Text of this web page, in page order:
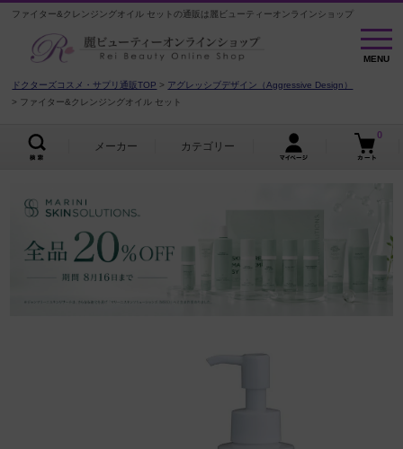
ファイター&クレンジングオイル セットの通販は麗ビューティーオンラインショップ
MENU
MENU
ドクターズコスメ・サプリ通販TOP
アグレッシブデザイン（Aggressive Design）
ファイター&クレンジングオイル セット
メーカー カテゴリー
0